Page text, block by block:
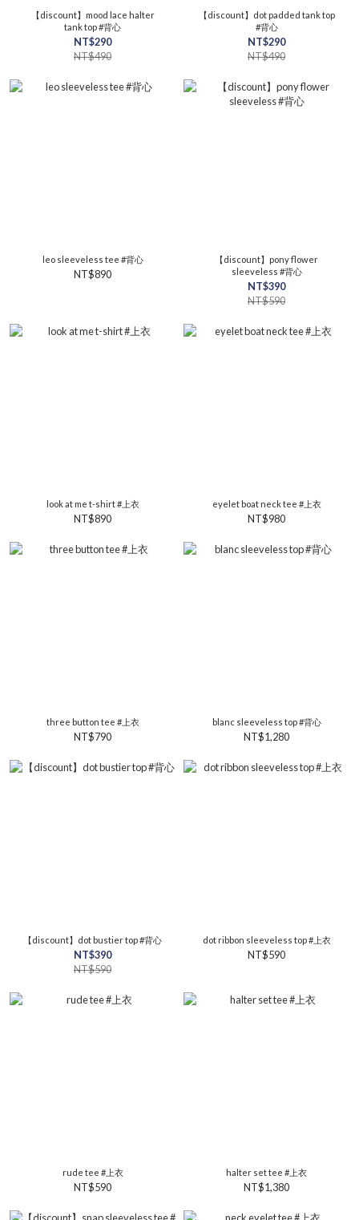
【discount】mood lace halter
tank top #背心
NT$290
NT$490
【discount】dot padded tank top
#背心
NT$290
NT$490
leo sleeveless tee #背心
NT$890
【discount】pony flower
sleeveless #背心
NT$390
NT$590
look at me t-shirt #上衣
NT$890
eyelet boat neck tee #上衣
NT$980
three button tee #上衣
NT$790
blanc sleeveless top #背心
NT$1,280
【discount】dot bustier top #背心
NT$390
NT$590
dot ribbon sleeveless top #上衣
NT$590
rude tee #上衣
NT$590
halter set tee #上衣
NT$1,380